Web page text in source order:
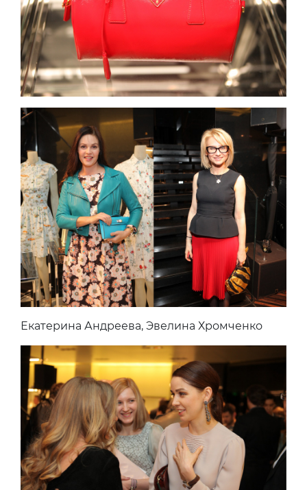
Екатерина Андреева, Эвелина Хромченко